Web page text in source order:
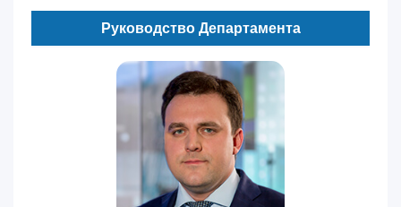
Руководство Департамента